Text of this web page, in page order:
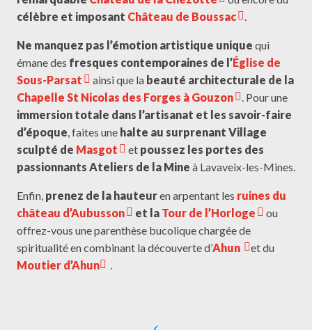
Nos bonnes tables
célèbre et imposant Château de Boussac .
Ne manquez pas l’émotion artistique unique qui
émane des fresques contemporaines de l’Église de
Sous-Parsat
ainsi que la beauté architecturale de la
Chapelle St Nicolas des Forges à Gouzon
. Pour une
immersion totale dans l’artisanat et les savoir-faire
d’époque, faites une halte au surprenant Village
sculpté de Masgot et poussez les portes des
passionnants Ateliers de la Mine à Lavaveix-les-Mines.
Enfin, prenez de la hauteuren arpentant les ruines du
château d’Aubusson
et la Tour de l’Horloge
ou
offrez-vous une parenthèse bucolique chargée de
spiritualité en combinant la découverte d’Ahun
et du
Moutier d’Ahun
.